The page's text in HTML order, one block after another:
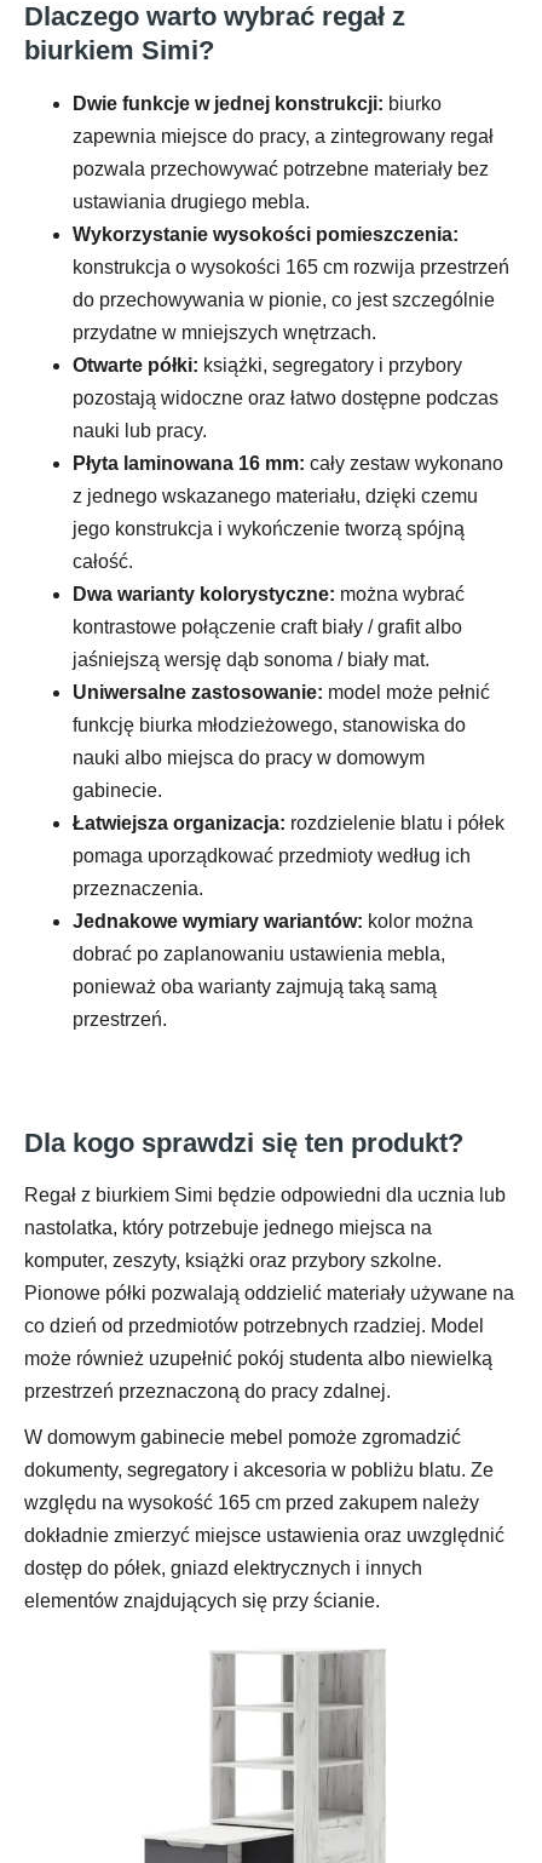
Dlaczego warto wybrać regał z
biurkiem Simi?
Dwie funkcje w jednej konstrukcji: biurko
zapewnia miejsce do pracy, a zintegrowany regał
pozwala przechowywać potrzebne materiały bez
ustawiania drugiego mebla.
Wykorzystanie wysokości pomieszczenia:
konstrukcja o wysokości 165 cm rozwija przestrzeń
do przechowywania w pionie, co jest szczególnie
przydatne w mniejszych wnętrzach.
Otwarte półki: książki, segregatory i przybory
pozostają widoczne oraz łatwo dostępne podczas
nauki lub pracy.
Płyta laminowana 16 mm: cały zestaw wykonano
z jednego wskazanego materiału, dzięki czemu
jego konstrukcja i wykończenie tworzą spójną
całość.
Dwa warianty kolorystyczne: można wybrać
kontrastowe połączenie craft biały / grafit albo
jaśniejszą wersję dąb sonoma / biały mat.
Uniwersalne zastosowanie: model może pełnić
funkcję biurka młodzieżowego, stanowiska do
nauki albo miejsca do pracy w domowym
gabinecie.
Łatwiejsza organizacja: rozdzielenie blatu i półek
pomaga uporządkować przedmioty według ich
przeznaczenia.
Jednakowe wymiary wariantów: kolor można
dobrać po zaplanowaniu ustawienia mebla,
ponieważ oba warianty zajmują taką samą
przestrzeń.
Dla kogo sprawdzi się ten produkt?
Regał z biurkiem Simi będzie odpowiedni dla ucznia lub
nastolatka, który potrzebuje jednego miejsca na
komputer, zeszyty, książki oraz przybory szkolne.
Pionowe półki pozwalają oddzielić materiały używane na
co dzień od przedmiotów potrzebnych rzadziej. Model
może również uzupełnić pokój studenta albo niewielką
przestrzeń przeznaczoną do pracy zdalnej.
W domowym gabinecie mebel pomoże zgromadzić
dokumenty, segregatory i akcesoria w pobliżu blatu. Ze
względu na wysokość 165 cm przed zakupem należy
dokładnie zmierzyć miejsce ustawienia oraz uwzględnić
dostęp do półek, gniazd elektrycznych i innych
elementów znajdujących się przy ścianie.